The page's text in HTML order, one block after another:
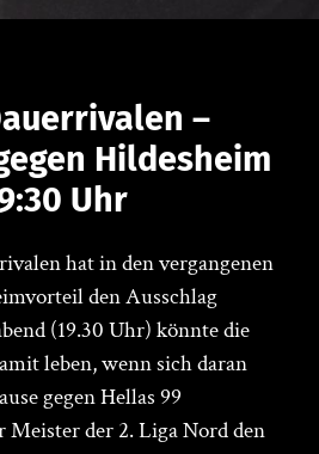
–
Hildesheim
Uhr
hat in den vergangenen
den Ausschlag
(19.30 Uhr) könnte die
leben, wenn sich daran
gegen Hellas 99
Meister der 2. Liga Nord den